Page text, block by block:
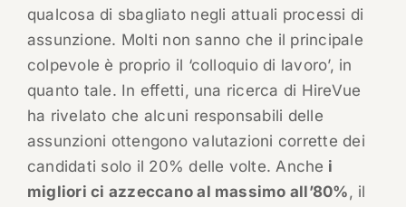
qualcosa di sbagliato negli attuali processi di
assunzione. Molti non sanno che il principale
colpevole è proprio il ‘colloquio di lavoro’, in
quanto tale. In effetti, una ricerca di HireVue
ha rivelato che alcuni responsabili delle
assunzioni ottengono valutazioni corrette dei
candidati solo il 20% delle volte. Anche i
migliori ci azzeccano al massimo all’80%, il